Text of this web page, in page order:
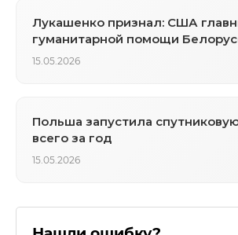
Лукашенко признал: США
гуманитарной помощи
15.05.2026
Польша запустила
всего за год
15.05.2026